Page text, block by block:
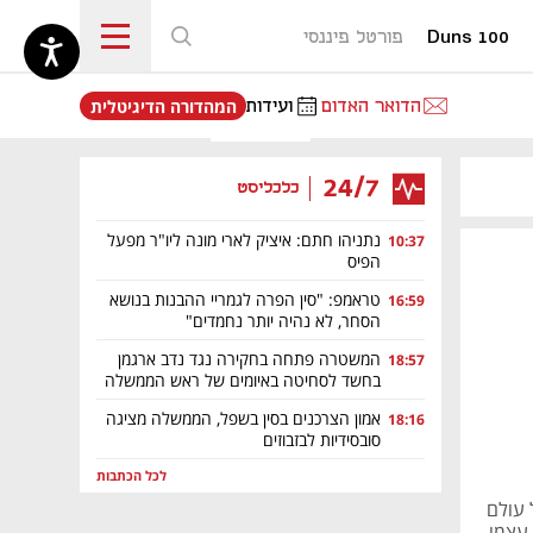
Duns 100 פורטל פיננסי
הדואר האדום ועידות
נפתח בכרטיסייה חדשה
המהדורה הדיגיטלית
24/7 כלכליסט
10:37 נתניהו חתם: איציק לארי מונה ליו"ר מפעל
הפיס
16:59 טראמפ: "סין הפרה לגמריי ההבנות בנושא
הסחר, לא נהיה יותר נחמדים"
18:57 המשטרה פתחה בחקירה נגד נדב ארגמן
בחשד לסחיטה באיומים של ראש הממשלה
18:16 אמון הצרכנים בסין בשפל, הממשלה מציגה
סובסידיות לבזבוזים
לכל הכתבות
עולם